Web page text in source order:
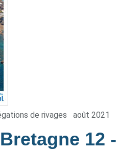
de rivages août 2021
12